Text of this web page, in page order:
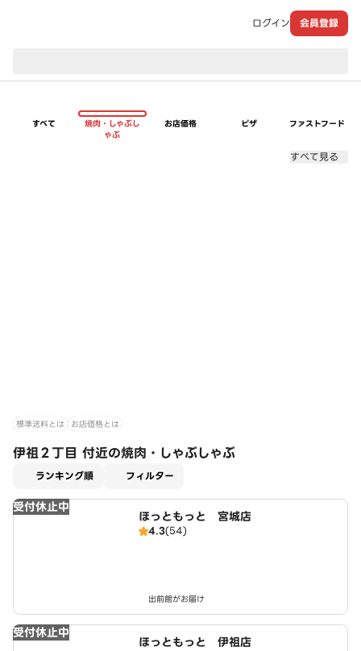
ログイン 会員登録
すべて
焼肉・しゃぶし
ゃぶ
お店価格 ピザ ファストフード
すべて見る
標準送料とは お店価格とは
伊祖２丁目 付近の焼肉・しゃぶしゃぶ
ランキング順 フィルター
受付休止中
ほっともっと 宮城店
4.3(54)
出前館がお届け
受付休止中
ほっともっと 伊祖店